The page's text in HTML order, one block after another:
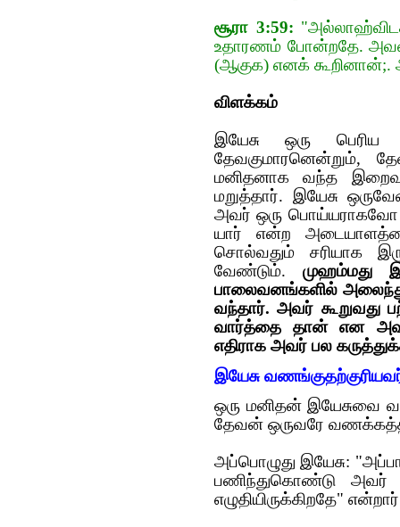
சூரா 3:59:
உதாரணம் போன்றதே.
(ஆகுக) எனக் கூறினான்;.
விளக்கம்
இயேசு ஒரு பெரிய
தேவகுமாரனென்றும்,
மனிதனாக வந்த
மறுத்தார். இயேசு
அவர் ஒரு பொய்யராகவோ
யார் என்ற
சொல்வதும் சரியாக
வேண்டும். முஹம்மது
பாலைவனங்களில்
வந்தார். அவர் கூறுவது
வார்த்தை தான் என அவர்
எதிராக அவர் பல
இயேசு
ஒரு மனிதன் இயேசுவை
தேவன் ஒருவரே
அப்பொழுது இயேசு:
பணிந்துகொண்டு அவர்
எழுதியிருக்கிறதே"